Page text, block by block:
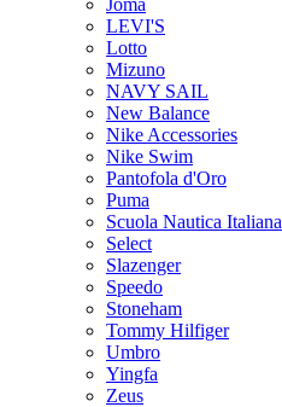
LEVI'S
Lotto
Mizuno
NAVY SAIL
New Balance
Nike Accessories
Nike Swim
Pantofola d'Oro
Puma
Scuola Nautica Italiana
Select
Slazenger
Speedo
Stoneham
Tommy Hilfiger
Umbro
Yingfa
Zeus